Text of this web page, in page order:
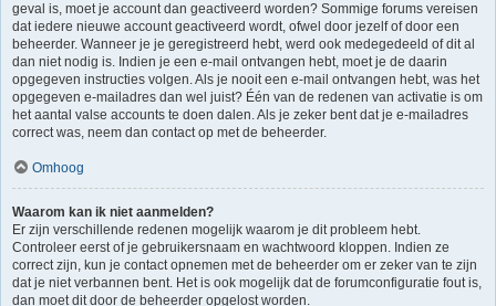
geval is, moet je account dan geactiveerd worden? Sommige forums vereisen
dat iedere nieuwe account geactiveerd wordt, ofwel door jezelf of door een
beheerder. Wanneer je je geregistreerd hebt, werd ook medegedeeld of dit al
dan niet nodig is. Indien je een e-mail ontvangen hebt, moet je de daarin
opgegeven instructies volgen. Als je nooit een e-mail ontvangen hebt, was het
opgegeven e-mailadres dan wel juist? Één van de redenen van activatie is om
het aantal valse accounts te doen dalen. Als je zeker bent dat je e-mailadres
correct was, neem dan contact op met de beheerder.
Omhoog
Waarom kan ik niet aanmelden?
Er zijn verschillende redenen mogelijk waarom je dit probleem hebt.
Controleer eerst of je gebruikersnaam en wachtwoord kloppen. Indien ze
correct zijn, kun je contact opnemen met de beheerder om er zeker van te zijn
dat je niet verbannen bent. Het is ook mogelijk dat de forumconfiguratie fout is,
dan moet dit door de beheerder opgelost worden.